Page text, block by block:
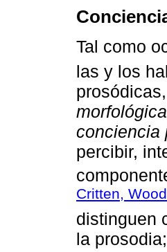
Tal como
las y los
morfológica
conciencia
percibir,
Critten, Wood
distinguen
la